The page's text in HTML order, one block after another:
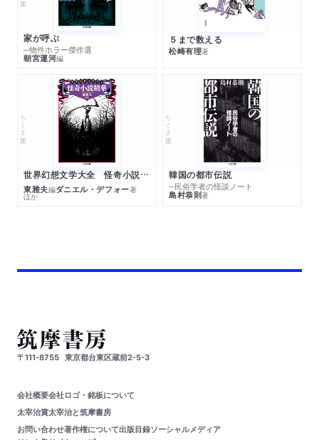
家が呼ぶ
─物件ホラー傑作選
朝宮運河編
５まで数える
松崎有理著
ちくま文庫
世界幻想文学大全 怪奇小説精華
東雅夫編ダニエル・デフォー著
ほか
ちくま文庫
韓国の都市伝説
─民俗学者の怪談ノート
島村恭則著
〒111-8755 東京都台東区蔵前2-5-3
会社概要会社ロゴ・銘板について
太宰治賞太宰治と筑摩書房
お問い合わせ著作権について出版目録ソーシャルメディア